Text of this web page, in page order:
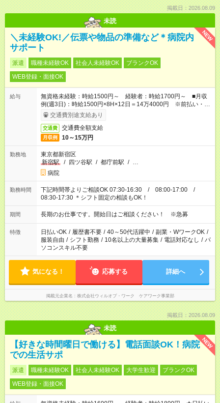
掲載日：2026.08.09
未読
NEW
＼未経験OK!／伝票や物品の準備など＊病院内
サポート
派遣 職種未経験OK 社会人未経験OK
ブランクOK
WEB登録・面接OK
給与
無資格未経験：時給1500円～ 経験者：時給1700円～ ■月収
例(週3日)：時給1500円×8H×12日＝14万4000円 ※前払い・日
払い・週払いOK
交通費別途支給あり
交通費 交通費全額支給
月収例 10～15万円
勤務地
東京都新宿区
新宿駅
/ 四ツ谷駅 / 都庁前駅 / …
病院
勤務時間
下記時間帯よりご相談OK 07:30-16:30 / 08:00-17:00 /
08:30-17:30 ＊シフト固定の相談もOK！
期間 長期のお仕事です。開始日はご相談ください！ ※急募
特徴 日払いOK / 履歴書不要 / 40～50代活躍中 / 副業・WワークOK /
服装自由 / シフト勤務 / 10名以上の大量募集 / 電話対応なし / パ
ソコンスキル不要
気になる！ 応募する 詳細へ
掲載元企業名 株式会社ウィルオブ・ワーク ケアワーク事業部
掲載日：2026.08.09
未読
NEW
【好きな時間曜日で働ける】電話面談OK！病院
での生活サポ
派遣 職種未経験OK 社会人未経験OK 大学生歓迎
ブランクOK
WEB登録・面接OK